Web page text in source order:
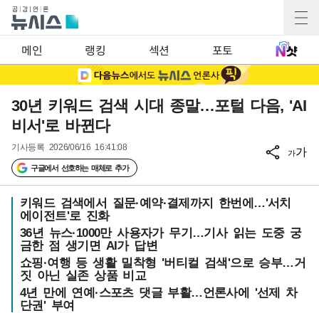
메인 랭킹 섹션 포토
30년 키워드 검색 시대 종말…포털 다음, 'AI
비서'로 바뀐다
기사등록 2026/06/16 16:41:08
구글에서 선호하는 매체로 추가
가가
키워드 검색에서 질문·예약·결제까지 한번에…'서치
에이전트'로 진화
36년 뉴스·1000만 사용자가 무기…기사 읽는 도중 궁
금한 점 생기면 AI가 답변
쇼핑·여행 등 생활 밀착형 '버티컬 검색'으로 승부…거
짓 아닌 실존 상품 비교
4년 만에 연예·스포츠 댓글 부활…언론사에 '선제 차
단권' 부여